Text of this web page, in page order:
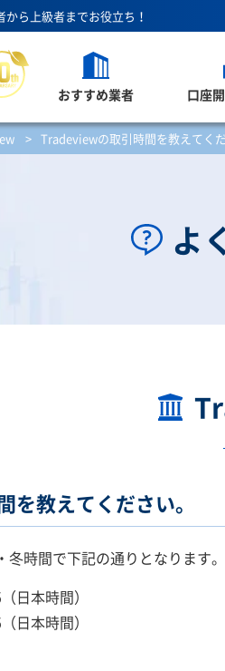
ら上級者までお役立ち！
おすすめ業者 口座
> Tradeviewの取引時間を教えてくだ
よ
教えてください。
時間で下記の通りとなります。
日本時間）
日本時間）